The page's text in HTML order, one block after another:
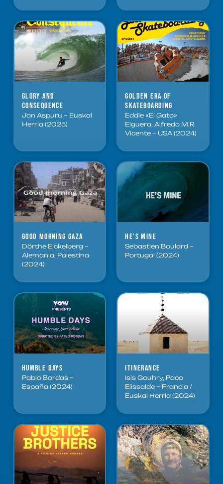
Glory and
Consequence
Jon Aspuru – Euskal
Herria (2025)
Golden Era of
Skateboarding
Eddie «El Gato»
Elguera, Alfredo M.R.
Vicente – USA (2024)
Good Morning Gaza
Dörthe Eickelberg –
Alemania, Palestina
(2024)
He’s mine
Sebastien Boulard –
Portugal (2024)
Humble Days
Pablo Bordas –
España (2024)
Itinerance
Isis Gouhry, Paco
Elissalde – Francia /
Euskal Herria (2024)